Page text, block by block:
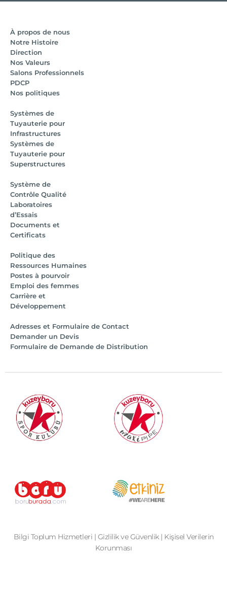
À propos de nous
Notre Histoire
Direction
Nos Valeurs
Salons Professionnels
PDCP
Nos politiques
Systèmes de
Tuyauterie pour
Infrastructures
Systèmes de
Tuyauterie pour
Superstructures
Système de
Contrôle Qualité
Laboratoires
d’Essais
Documents et
Certificats
Politique des
Ressources Humaines
Postes à pourvoir
Emploi des femmes
Carrière et
Développement
Adresses et Formulaire de Contact
Demander un Devis
Formulaire de Demande de Distribution
Bilgi Toplum Hizmetleri | Gizlilik ve Güvenlik| Kişisel Verilerin
Korunması